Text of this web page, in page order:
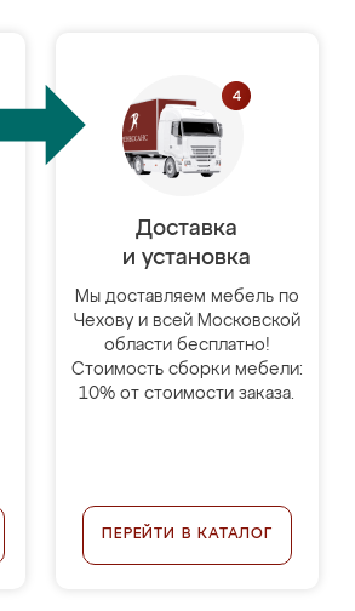
Доставка
и установка
Мы доставляем мебель по
Чехову и всей Московской
области бесплатно!
Стоимость сборки мебели:
10% от стоимости заказа.
ПЕРЕЙТИ В КАТАЛОГ